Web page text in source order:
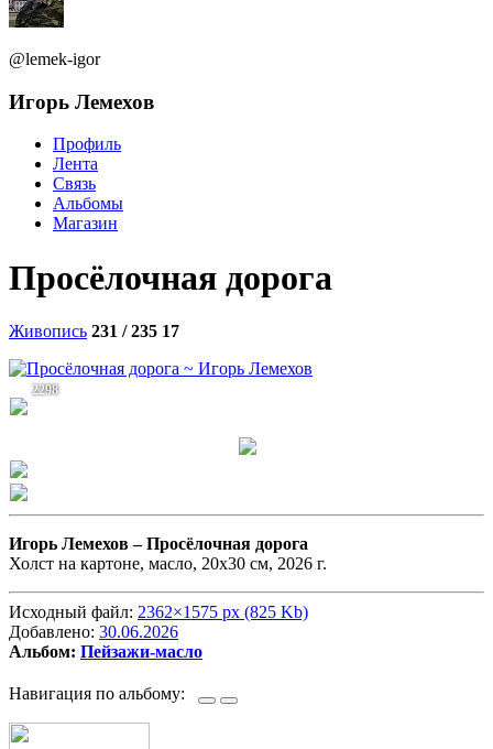
@lemek-igor
Игорь Лемехов
Профиль
Лента
Связь
Альбомы
Магазин
Просёлочная дорога
Живопись 231 / 235 17
2298
Игорь Лемехов –Просёлочная дорога
Холст на картоне, масло, 20х30 см, 2026 г.
Исходный файл: 2362×1575 px (825 Kb)
Добавлено: 30.06.2026
Альбом: Пейзажи-масло
Навигация по альбому: